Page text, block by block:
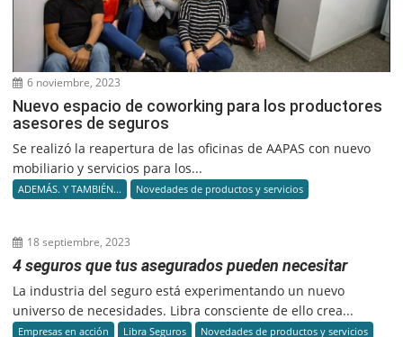
6 noviembre, 2023
Nuevo espacio de coworking para los productores
asesores de seguros
Se realizó la reapertura de las oficinas de AAPAS con nuevo
mobiliario y servicios para los...
ADEMÁS. Y TAMBIÉN... Novedades de productos y servicios
18 septiembre, 2023
4 seguros que tus asegurados pueden necesitar
La industria del seguro está experimentando un nuevo
universo de necesidades. Libra consciente de ello crea...
Empresas en acción Libra Seguros Novedades de productos y servicios